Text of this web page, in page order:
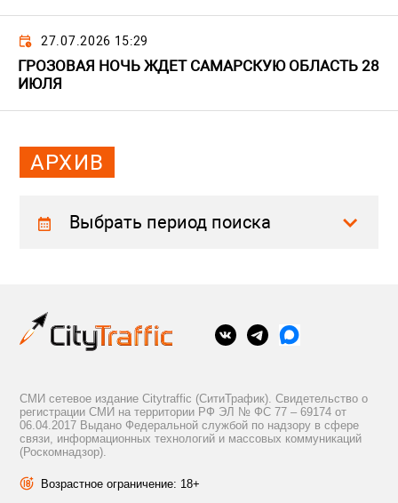
27.07.2026 15:29
ГРОЗОВАЯ НОЧЬ ЖДЕТ САМАРСКУЮ ОБЛАСТЬ 28
ИЮЛЯ
АРХИВ
Выбрать период поиска
СМИ сетевое издание Citytraffic (СитиТрафик). Свидетельство о
регистрации СМИ на территории РФ ЭЛ № ФС 77 – 69174 от
06.04.2017 Выдано Федеральной службой по надзору в сфере
связи, информационных технологий и массовых коммуникаций
(Роскомнадзор).
Возрастное ограничение: 18+